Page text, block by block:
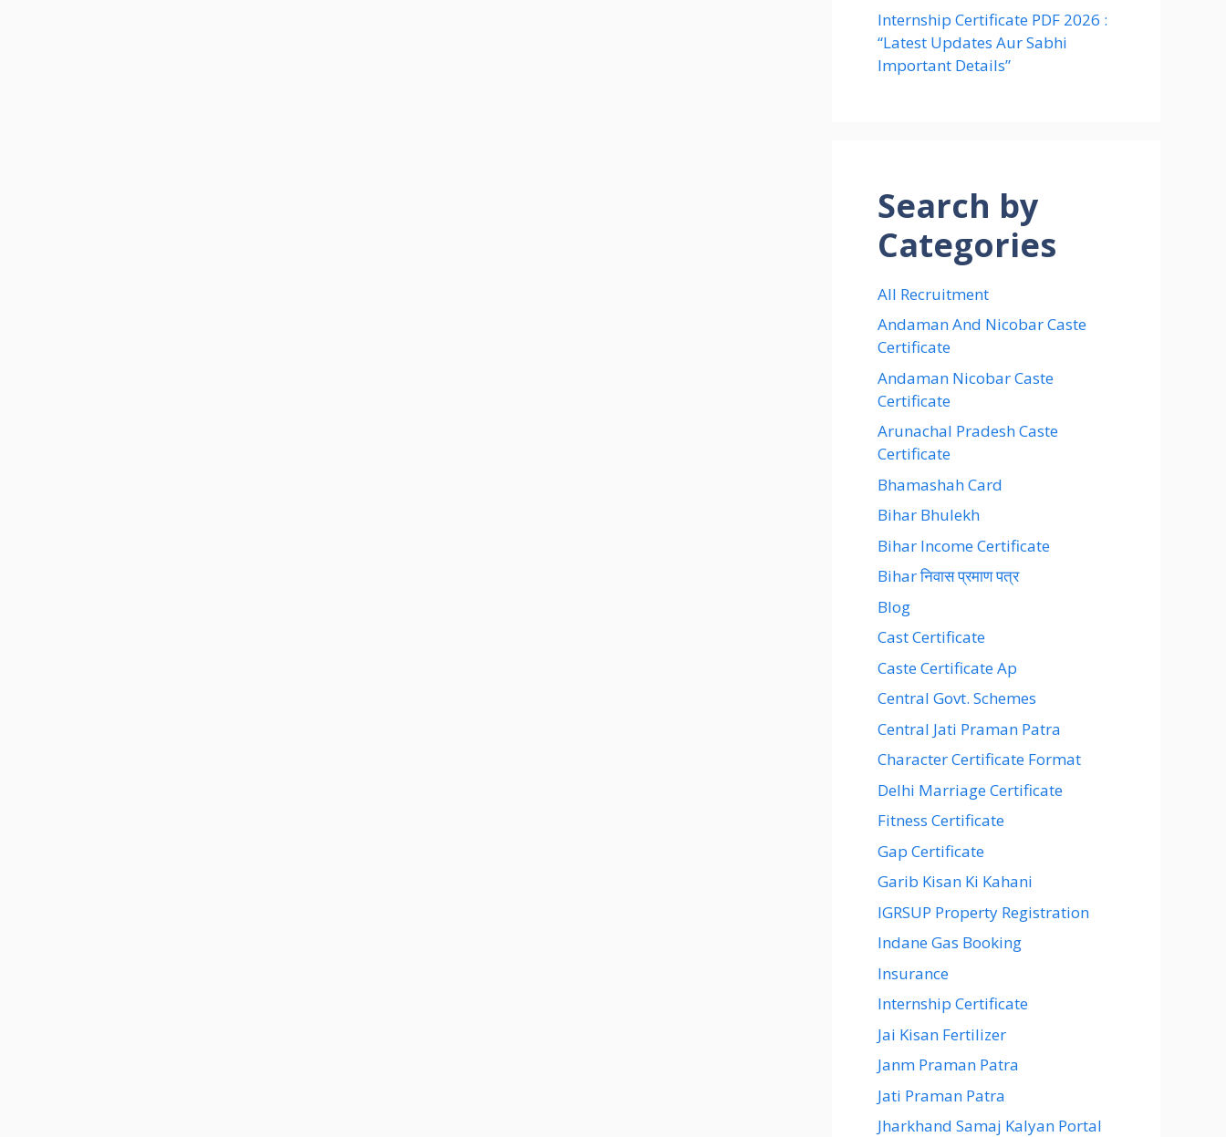
Internship Certificate PDF 2026 :
“Latest Updates Aur Sabhi
Important Details”
Search by
Categories
All Recruitment
Andaman And Nicobar Caste
Certificate
Andaman Nicobar Caste
Certificate
Arunachal Pradesh Caste
Certificate
Bhamashah Card
Bihar Bhulekh
Bihar Income Certificate
Bihar निवास प्रमाण पत्र
Blog
Cast Certificate
Caste Certificate Ap
Central Govt. Schemes
Central Jati Praman Patra
Character Certificate Format
Delhi Marriage Certificate
Fitness Certificate
Gap Certificate
Garib Kisan Ki Kahani
IGRSUP Property Registration
Indane Gas Booking
Insurance
Internship Certificate
Jai Kisan Fertilizer
Janm Praman Patra
Jati Praman Patra
Jharkhand Samaj Kalyan Portal